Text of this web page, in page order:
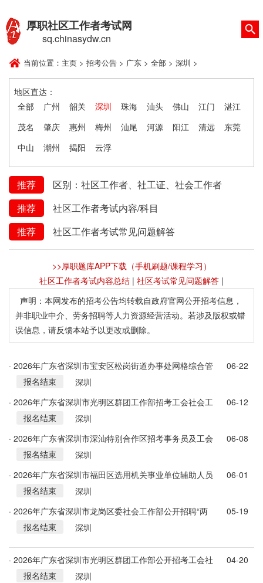
厚职社区工作者考试网
sq.chinasydw.cn
当前位置： 主页 > 招考公告 > 广东 > 全部 > 深圳 >
地区直达：
全部
广州 韶关 深圳 珠海 汕头 佛山 江门
湛江
茂名
肇庆 惠州 梅州 汕尾 河源 阳江 清远
东莞
中山
潮州 揭阳 云浮
推荐
区别：社区工作者、社工证、社会工作者
推荐
社区工作者考试内容/科目
推荐
社区工作者考试常见问题解答
>>厚职题库APP下载（手机刷题/课程学习）
社区工作者考试内容总结 | 社区考试常见问题解答 |
声明：本网发布的招考公告均转载自政府官网公开招考信息，
并非职业中介、劳务招聘等人力资源经营活动。若涉及版权或错
误信息，请反馈本站予以更改或删除。
· 2026年广东省深圳市宝安区松岗街道办事处网格综合管
理中心网格员招考公告
06-22
报名结束
深圳
· 2026年广东省深圳市光明区群团工作部招考工会社会工
作者1人公告
06-12
报名结束
深圳
· 2026年广东省深圳市深汕特别合作区招考事务员及工会
社会工作者62人公告
06-08
报名结束
深圳
· 2026年广东省深圳市福田区选用机关事业单位辅助人员
和社区专职工作者121人公告
06-01
报名结束
深圳
· 2026年广东省深圳市龙岗区委社会工作部公开招聘“两
新”组织党建组织员2人公告
05-19
报名结束
深圳
· 2026年广东省深圳市光明区群团工作部公开招考工会社
会工作者公告
04-20
报名结束
深圳